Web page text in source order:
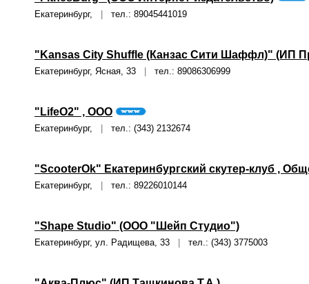
Екатеринбург, тел.: 89045441019
"Kansas City Shuffle (Канзас Сити Шаффл)" (ИП
Екатеринбург, Ясная, 33 тел.: 89086306999
"LifeO2" , ООО
Екатеринбург, тел.: (343) 2132674
"ScooterOk" Екатеринбургский скутер-клуб ,
Екатеринбург, тел.: 89226010144
"Shape Studio" (ООО "Шейп Студио")
Екатеринбург, ул. Радищева, 33 тел.: (343) 3775003